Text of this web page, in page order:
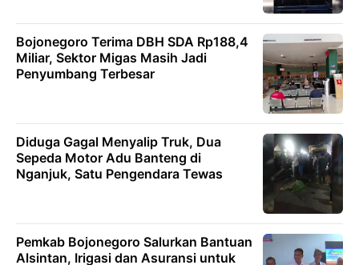
Bojonegoro Terima DBH SDA Rp188,4
Miliar, Sektor Migas Masih Jadi
Penyumbang Terbesar
Diduga Gagal Menyalip Truk, Dua
Sepeda Motor Adu Banteng di
Nganjuk, Satu Pengendara Tewas
Pemkab Bojonegoro Salurkan Bantuan
Alsintan, Irigasi dan Asuransi untuk